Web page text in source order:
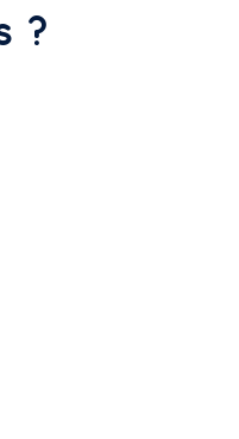
?